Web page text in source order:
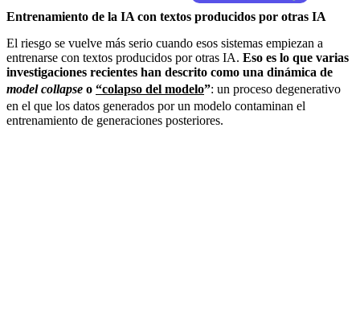
Entrenamiento de la IA con textos producidos por otras IA
El riesgo se vuelve más serio cuando esos sistemas empiezan a
entrenarse con textos producidos por otras IA. Eso es lo que varias
investigaciones recientes han descrito como una dinámica de
model collapse o “colapso del modelo”: un proceso degenerativo
en el que los datos generados por un modelo contaminan el
entrenamiento de generaciones posteriores.